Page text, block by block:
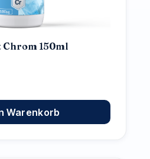
Chrom 150ml
Warenkorb